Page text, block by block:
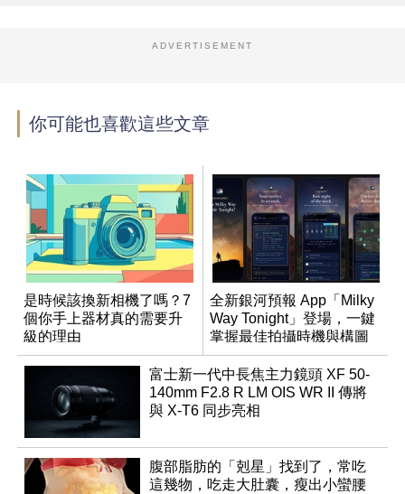
ADVERTISEMENT
你可能也喜歡這些文章
是時候該換新相機了嗎？7
個你手上器材真的需要升
級的理由
全新銀河預報 App「Milky
Way Tonight」登場，一鍵
掌握最佳拍攝時機與構圖
富士新一代中長焦主力鏡頭 XF 50-
140mm F2.8 R LM OIS WR II 傳將
與 X-T6 同步亮相
腹部脂肪的「剋星」找到了，常吃
這幾物，吃走大肚囊，瘦出小蠻腰